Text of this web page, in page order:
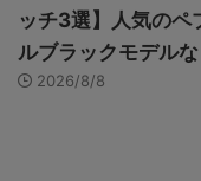
ッチ3選】人気のペ
ルブラックモデル
2026/8/8